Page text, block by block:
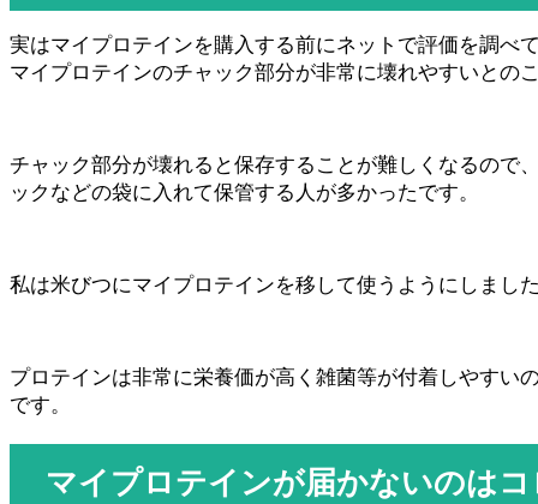
実はマイプロテインを購入する前にネットで評価を調べ
マイプロテインのチャック部分が非常に壊れやすいとの
チャック部分が壊れると保存することが難しくなるので
ックなどの袋に入れて保管する人が多かったです。
私は米びつにマイプロテインを移して使うようにしまし
プロテインは非常に栄養価が高く雑菌等が付着しやすい
です。
マイプロテインが届かないのは